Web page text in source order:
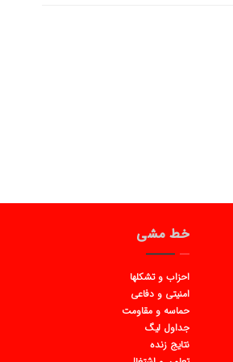
خط مشی
احزاب و تشکلها
امنیتی و دفاعی
حماسه و مقاومت
جداول لیگ
نتایج زنده